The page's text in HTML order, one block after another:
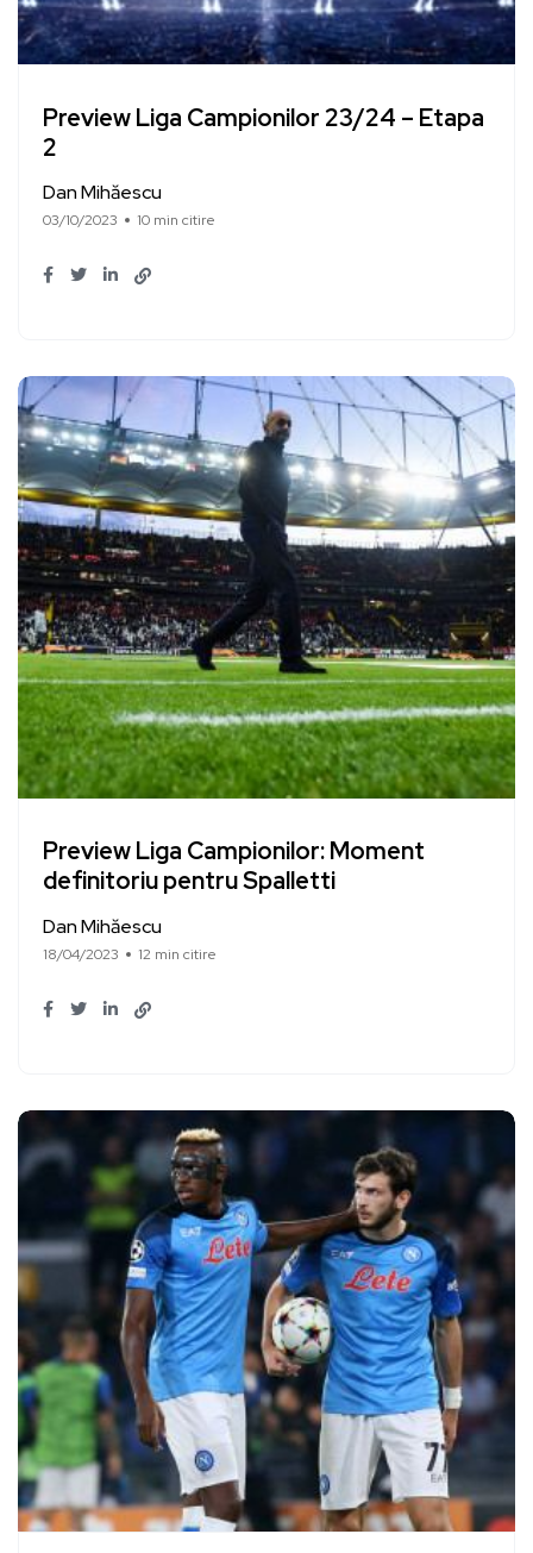
Preview Liga Campionilor 23/24 – Etapa
2
Dan Mihăescu
03/10/2023 10 min citire
Preview Liga Campionilor: Moment
definitoriu pentru Spalletti
Dan Mihăescu
18/04/2023 12 min citire